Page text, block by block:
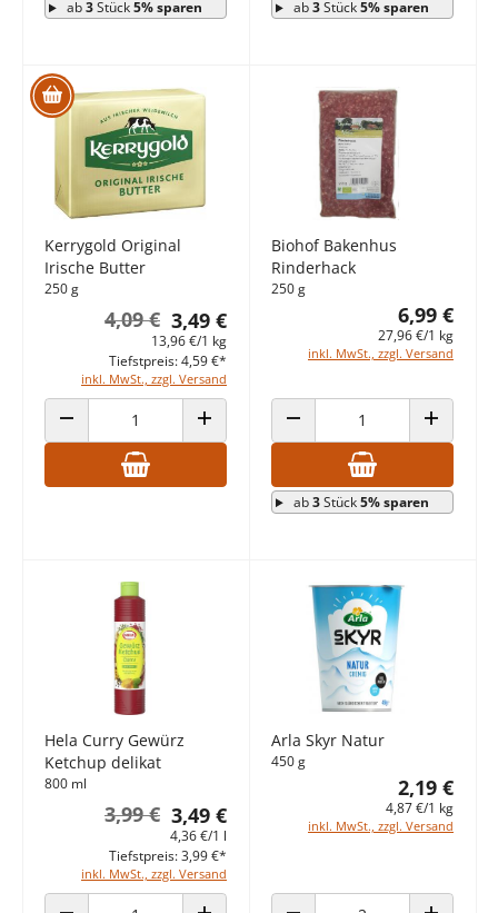
ab3Stück5% sparen ab3Stück5% sparen
Kerrygold Original
Irische Butter
250 g
3,49 €
4,09 €
13,96 €/1 kg
inkl. MwSt., zzgl. Versand
Tiefstpreis: 4,59 €*
ANZAHL VERRINGERN ANZAHL ERHÖHEN
Biohof Bakenhus
Rinderhack
250 g
6,99 €
27,96 €/1 kg
inkl. MwSt., zzgl. Versand
ANZAHL VERRINGERN ANZAHL
ab3Stück5% sparen
Hela Curry Gewürz
Ketchup delikat
800 ml
3,49 €
3,99 €
4,36 €/1 l
inkl. MwSt., zzgl. Versand
Tiefstpreis: 3,99 €*
Arla Skyr Natur
450 g
2,19 €
4,87 €/1 kg
inkl. MwSt., zzgl. Versand